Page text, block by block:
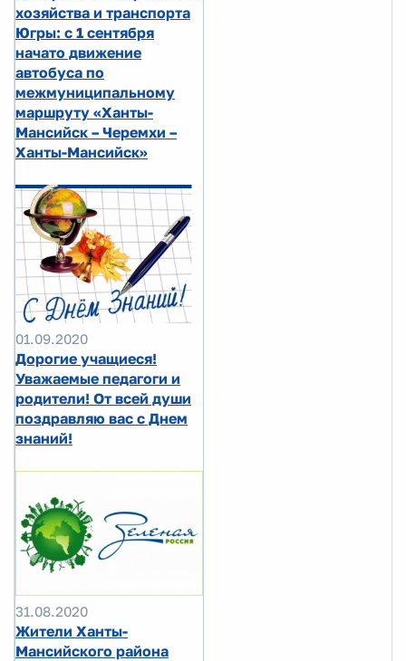
хозяйства и транспорта
Югры: с 1 сентября
начато движение
автобуса по
межмуниципальному
маршруту «Ханты-
Мансийск – Черемхи –
Ханты-Мансийск»
01.09.2020
Дорогие учащиеся!
Уважаемые педагоги и
родители! От всей души
поздравляю вас с Днем
знаний!
31.08.2020
Жители Ханты-
Мансийского района